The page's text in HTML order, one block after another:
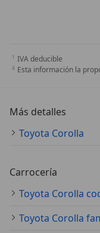
IVA deducible
Esta información la
Más detalles
Toyota Corolla
Carrocería
Toyota Corolla